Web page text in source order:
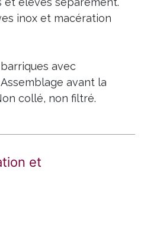
inox et macération
avec
avant la
collé, non filtré.
et